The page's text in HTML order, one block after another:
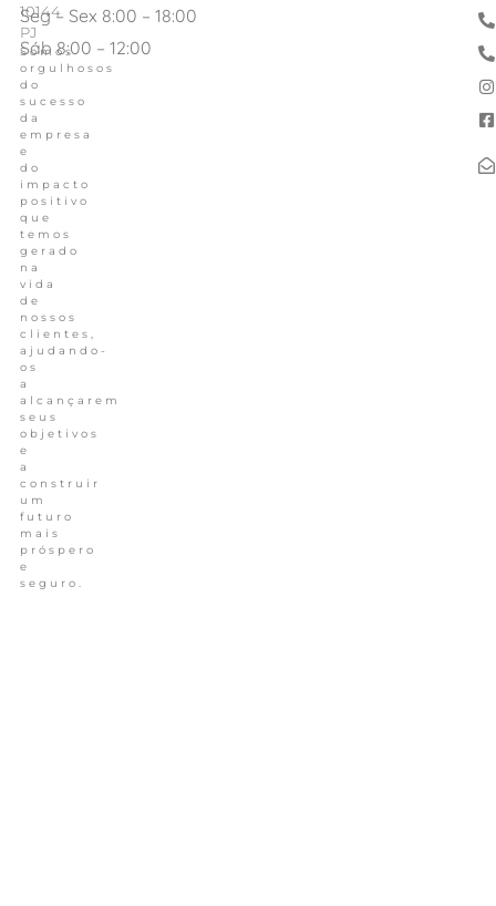
10144
PJ
Somos
orgulhosos
do
sucesso
da
empresa
e
do
impacto
positivo
que
temos
gerado
na
vida
de
nossos
clientes,
ajudando-
os
a
alcançarem
seus
objetivos
e
a
construir
um
futuro
mais
próspero
e
seguro.
Seg – Sex 8:00 – 18:00
Sáb 8:00 – 12:00